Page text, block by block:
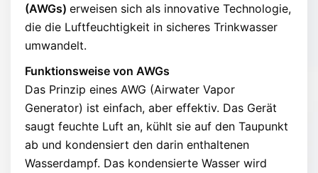
(AWGs) erweisen sich als innovative Technologie,
die die Luftfeuchtigkeit in sicheres Trinkwasser
umwandelt.
Funktionsweise von AWGs
Das Prinzip eines AWG (Airwater Vapor
Generator) ist einfach, aber effektiv. Das Gerät
saugt feuchte Luft an, kühlt sie auf den Taupunkt
ab und kondensiert den darin enthaltenen
Wasserdampf. Das kondensierte Wasser wird